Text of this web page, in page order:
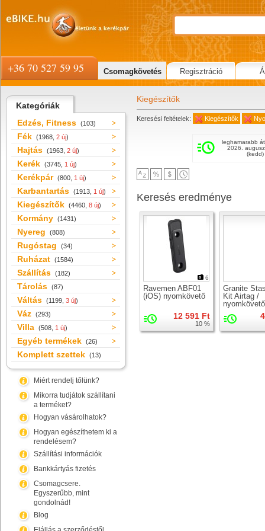
Kategóriák
Edzés, Fitness (103)
Fék (1968, 2 új)
Hajtás (1963, 2 új)
Kerék (3745, 1 új)
Kerékpár (800, 1 új)
Karbantartás (1913, 1 új)
Kiegészítők (4460, 8 új)
Kormány (1431)
Nyereg (808)
Rugóstag (34)
Ruházat (1584)
Szállítás (182)
Tárolás (87)
Váltás (1199, 3 új)
Váz (293)
Villa (508, 1 új)
Egyéb termékek (26)
Komplett szettek (13)
Miért rendelj tőlünk?
Mikorra tudjátok szállítani
a terméket?
Hogyan vásárolhatok?
Hogyan egészíthetem ki a
rendelésem?
Szállítási információk
Bankkártyás fizetés
Csomagcsere.
Egyszerűbb, mint
gondolnád!
Blog
Kiegészítők
Keresési feltételek: Kiegészítők
leghamarabb
2026.
(kedd)
Keresés eredménye
6
Ravemen ABF01
(iOS) nyomkövető
12 591 Ft
10 %
Granite
Kit Airtag /
+36 70 527 59 95 Csomagkövetés Regisztráció